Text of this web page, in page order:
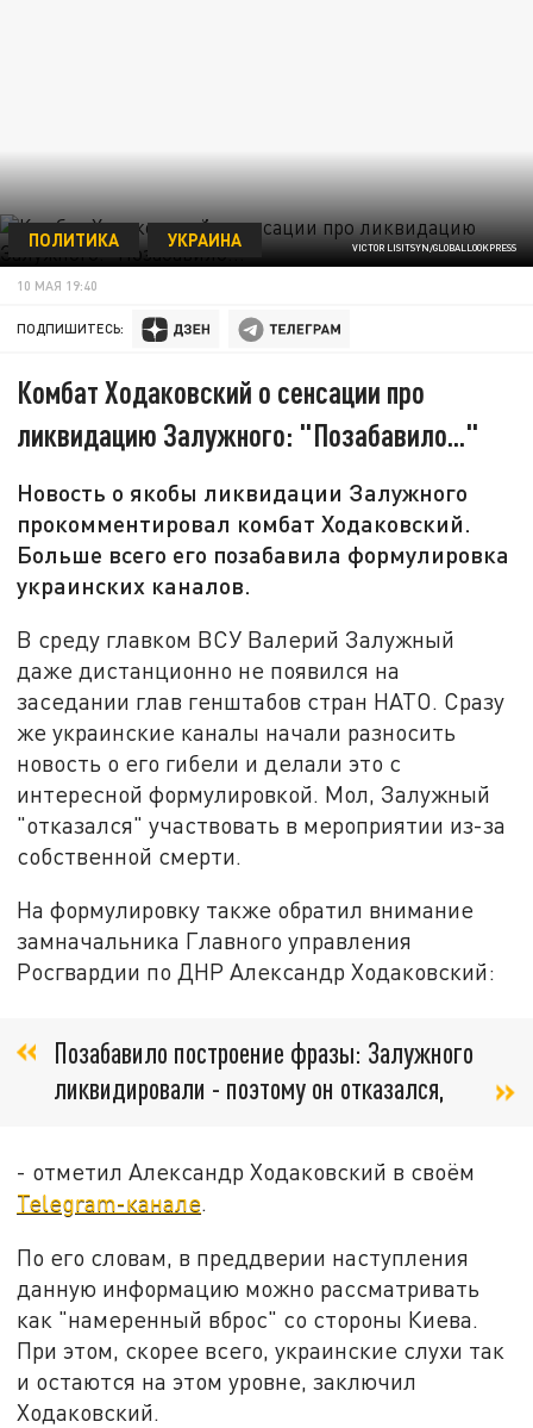
VICTOR LISITSYN/GLOBALLOOKPRESS
ПОЛИТИКА УКРАИНА
10 МАЯ 19:40
ПОДПИШИТЕСЬ:
Комбат Ходаковский о сенсации про
ликвидацию Залужного: "Позабавило..."
Новость о якобы ликвидации Залужного
прокомментировал комбат Ходаковский.
Больше всего его позабавила формулировка
украинских каналов.
В среду главком ВСУ Валерий Залужный
даже дистанционно не появился на
заседании глав генштабов стран НАТО. Сразу
же украинские каналы начали разносить
новость о его гибели и делали это с
интересной формулировкой. Мол, Залужный
"отказался" участвовать в мероприятии из-за
собственной смерти.
На формулировку также обратил внимание
замначальника Главного управления
Росгвардии по ДНР Александр Ходаковский:
Позабавило построение фразы: Залужного
ликвидировали - поэтому он отказался,
- отметил Александр Ходаковский в своём
Telegram-канале.
По его словам, в преддверии наступления
данную информацию можно рассматривать
как "намеренный вброс" со стороны Киева.
При этом, скорее всего, украинские слухи так
и остаются на этом уровне, заключил
Ходаковский.